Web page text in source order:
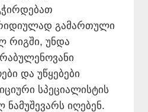
გამართული
რიგში, უნდა
და უწყებები
სპეციალისტის
იღებენ.